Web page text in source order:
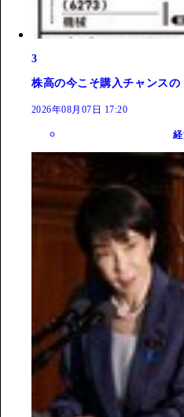
3
株高の今こそ購入チャンス
2026年08月07日 17:20